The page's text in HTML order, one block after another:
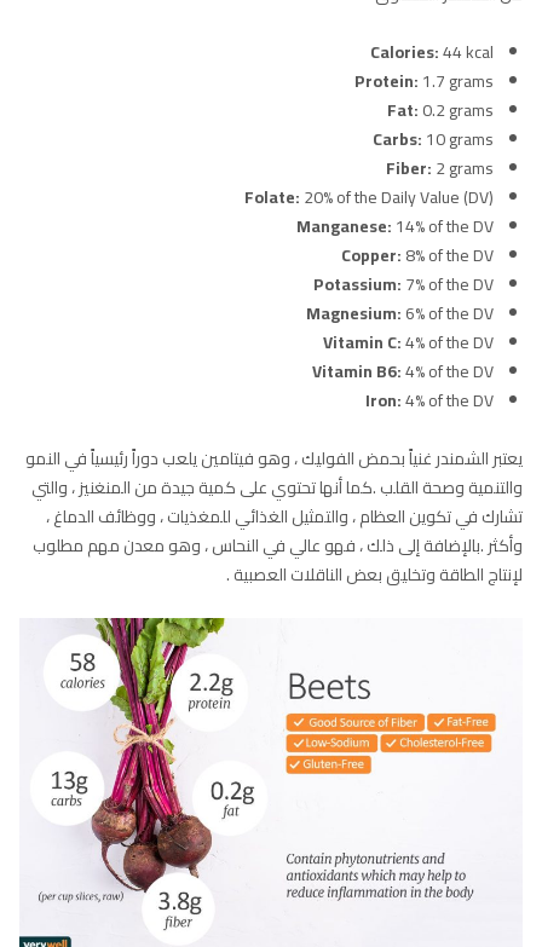
Calories:44 kcal
Protein:1.7 grams
Fat:0.2 grams
Carbs:10 grams
Fiber:2 grams
Folate:20% of the Daily Value (DV)
Manganese:14% of the DV
Copper:8% of the DV
Potassium:7% of the DV
Magnesium:6% of the DV
Vitamin C:4% of the DV
Vitamin B6:4% of the DV
Iron:4% of the DV
يعتبر الشمندر غنياً بحمض الفوليك ، وهو فيتامين يلعب دوراً رئيسياً في النمو
والتنمية وصحة القلب .كما أنها تحتوي على كمية جيدة من المنغنيز ، والتي
تشارك في تكوين العظام ، والتمثيل الغذائي للمغذيات ، ووظائف الدماغ ،
وأكثر .بالإضافة إلى ذلك ، فهو عالي في النحاس ، وهو معدن مهم مطلوب
لإنتاج الطاقة وتخليق بعض الناقلات العصبية .